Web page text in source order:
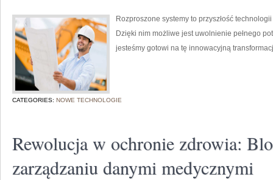
Rozproszone systemy to przyszłość
Dzięki nim możliwe jest uwolnienie pełnego
jesteśmy gotowi na tę innowacyjną
CATEGORIES: NOWE TECHNOLOGIE
Rewolucja w ochronie zdrowia:
zarządzaniu danymi medycznymi